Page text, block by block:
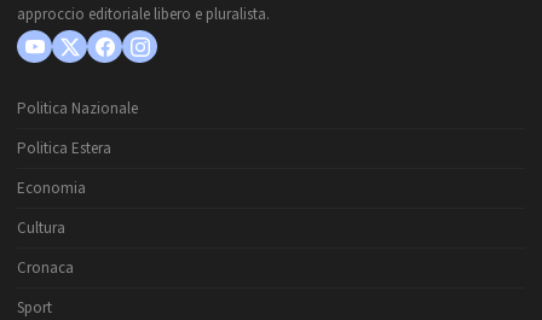
approccio editoriale libero e pluralista.
Politica Nazionale
Politica Estera
Economia
Cultura
Cronaca
Sport